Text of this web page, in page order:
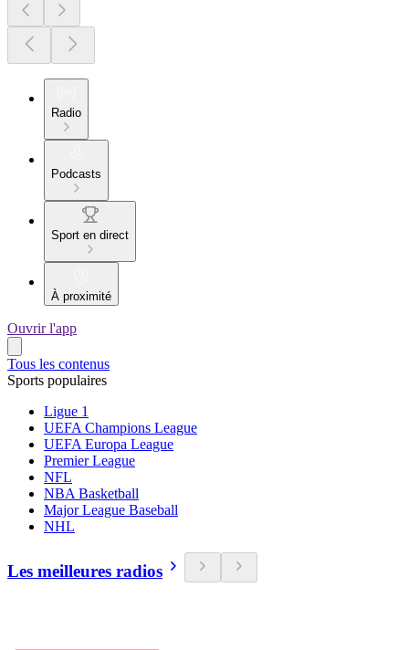
Radio
Podcasts
Sport en direct
À proximité
Ouvrir l'app
Tous les contenus
Sports populaires
Ligue 1
UEFA Champions League
UEFA Europa League
Premier League
NFL
NBA Basketball
Major League Baseball
NHL
Les meilleures radios